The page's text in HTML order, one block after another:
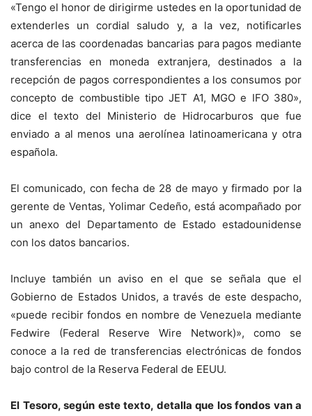
«Tengo el honor de dirigirme ustedes en la oportunidad de
extenderles un cordial saludo y, a la vez, notificarles
acerca de las coordenadas bancarias para pagos mediante
transferencias en moneda extranjera, destinados a la
recepción de pagos correspondientes a los consumos por
concepto de combustible tipo JET A1, MGO e IFO 380»,
dice el texto del Ministerio de Hidrocarburos que fue
enviado a al menos una aerolínea latinoamericana y otra
española.
El comunicado, con fecha de 28 de mayo y firmado por la
gerente de Ventas, Yolimar Cedeño, está acompañado por
un anexo del Departamento de Estado estadounidense
con los datos bancarios.
Incluye también un aviso en el que se señala que el
Gobierno de Estados Unidos, a través de este despacho,
«puede recibir fondos en nombre de Venezuela mediante
Fedwire (Federal Reserve Wire Network)», como se
conoce a la red de transferencias electrónicas de fondos
bajo control de la Reserva Federal de EEUU.
El Tesoro, según este texto, detalla que los fondos van a